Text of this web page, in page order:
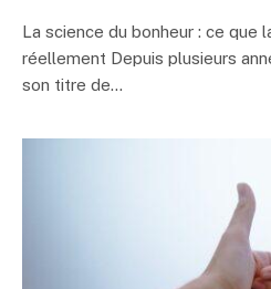
La science du bonheur : ce que
réellement Depuis plusieurs
son titre de…